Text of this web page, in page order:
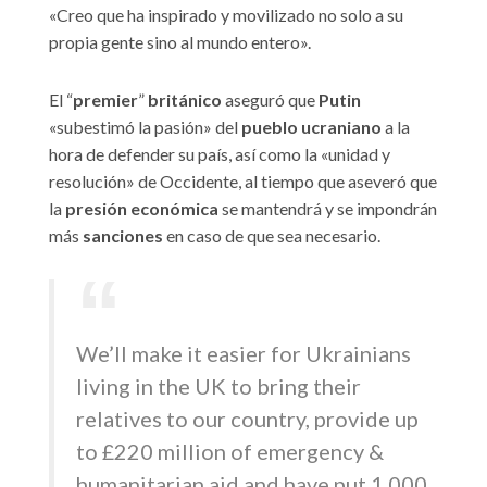
«Creo que ha inspirado y movilizado no solo a su
propia gente sino al mundo entero».
El “premier” británico aseguró que Putin
«subestimó la pasión» del pueblo ucraniano a la
hora de defender su país, así como la «unidad y
resolución» de Occidente, al tiempo que aseveró que
la presión económica se mantendrá y se impondrán
más sanciones en caso de que sea necesario.
We’ll make it easier for Ukrainians
living in the UK to bring their
relatives to our country, provide up
to £220 million of emergency &